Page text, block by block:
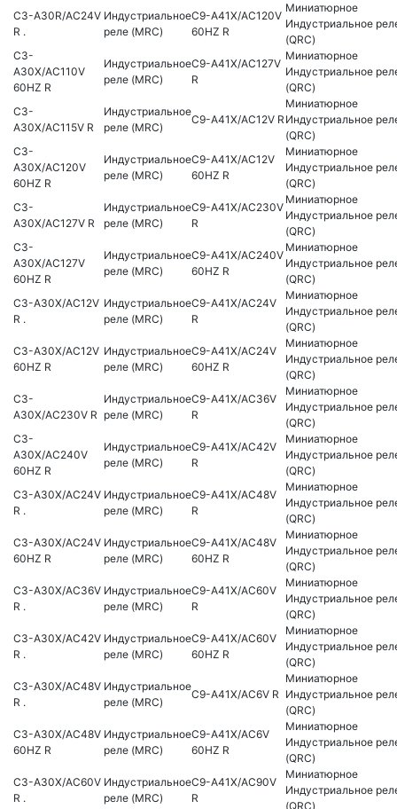
C3-A30R/AC24V
R .
Индустриальное
реле (MRC)
C9-A41X/AC120V
60HZ R
Миниатюрное
Индустриальное
(QRC)
C3-
A30X/AC110V
60HZ R
Индустриальное
реле (MRC)
C9-A41X/AC127V
R
Миниатюрное
Индустриальное
(QRC)
C3-
A30X/AC115V R
Индустриальное
реле (MRC)
C9-A41X/AC12V R
Миниатюрное
Индустриальное
(QRC)
C3-
A30X/AC120V
60HZ R
Индустриальное
реле (MRC)
C9-A41X/AC12V
60HZ R
Миниатюрное
Индустриальное
(QRC)
C3-
A30X/AC127V R
Индустриальное
реле (MRC)
C9-A41X/AC230V
R
Миниатюрное
Индустриальное
(QRC)
C3-
A30X/AC127V
60HZ R
Индустриальное
реле (MRC)
C9-A41X/AC240V
60HZ R
Миниатюрное
Индустриальное
(QRC)
C3-A30X/AC12V
R .
Индустриальное
реле (MRC)
C9-A41X/AC24V
R
Миниатюрное
Индустриальное
(QRC)
C3-A30X/AC12V
60HZ R
Индустриальное
реле (MRC)
C9-A41X/AC24V
60HZ R
Миниатюрное
Индустриальное
(QRC)
C3-
A30X/AC230V R
Индустриальное
реле (MRC)
C9-A41X/AC36V
R
Миниатюрное
Индустриальное
(QRC)
C3-
A30X/AC240V
60HZ R
Индустриальное
реле (MRC)
C9-A41X/AC42V
R
Миниатюрное
Индустриальное
(QRC)
C3-A30X/AC24V
R .
Индустриальное
реле (MRC)
C9-A41X/AC48V
R
Миниатюрное
Индустриальное
(QRC)
C3-A30X/AC24V
60HZ R
Индустриальное
реле (MRC)
C9-A41X/AC48V
60HZ R
Миниатюрное
Индустриальное
(QRC)
C3-A30X/AC36V
R .
Индустриальное
реле (MRC)
C9-A41X/AC60V
R
Миниатюрное
Индустриальное
(QRC)
C3-A30X/AC42V
R .
Индустриальное
реле (MRC)
C9-A41X/AC60V
60HZ R
Миниатюрное
Индустриальное
(QRC)
C3-A30X/AC48V
R .
Индустриальное
реле (MRC)
C9-A41X/AC6V R
Миниатюрное
Индустриальное
(QRC)
C3-A30X/AC48V
60HZ R
Индустриальное
реле (MRC)
C9-A41X/AC6V
60HZ R
Миниатюрное
Индустриальное
(QRC)
C3-A30X/AC60V
R .
Индустриальное
реле (MRC)
C9-A41X/AC90V
R
Миниатюрное
Индустриальное
(QRC)